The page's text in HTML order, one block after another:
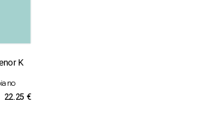
K
22.25 €